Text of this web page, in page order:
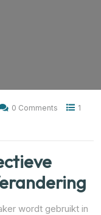
0 Comments
1
wordt gebruikt in